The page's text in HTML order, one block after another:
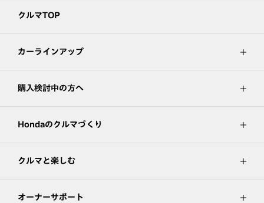
クルマTOP
カーラインアップ
購入検討中の方へ
Hondaのクルマづくり
クルマと楽しむ
オーナーサポート